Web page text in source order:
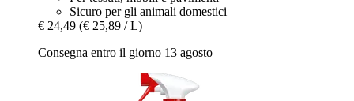
Sicuro per gli animali domestici
€ 24,49 (€ 25,89 / L)
Consegna entro il giorno 13 agosto